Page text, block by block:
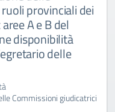
provinciali dei
A e B del
disponibilità
delle
Commissioni giudicatrici